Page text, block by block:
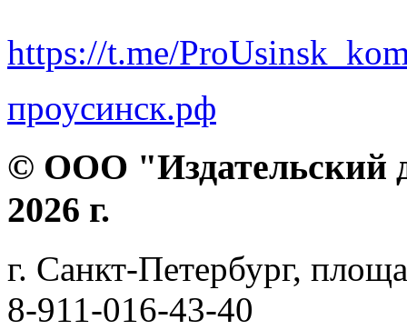
https://t.me/
проусинск.рф
© ООО "Издательский
2026 г.
г. Санкт-Петербург,
8-911-016-43-40